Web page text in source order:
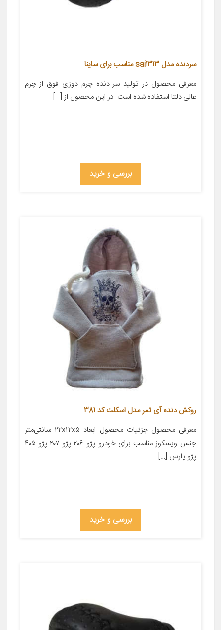
سردنده مدل sai1313 مناسب برای ساینا
معرفی محصول در تولید سر دنده چرم دوزی فوق از چرم
عالی دلتا استفاده شده است. در این محصول از […]
بررسی و خرید
روکش دنده آی تمر مدل اسکلت کد 381
معرفی محصول جزئیات محصول ابعاد ۲۲x۱۲x۵ سانتی‌متر
جنس ویسکوز مناسب برای خودرو پژو ۲۰۶ پژو ۲۰۷ پژو ۴۰۵
پژو پارس […]
بررسی و خرید